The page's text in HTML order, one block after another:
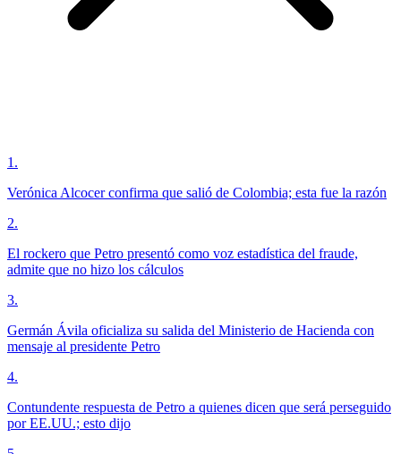
1 .
Verónica Alcocer confirma que salió de Colombia; esta fue la razón
2.
El rockero que Petro presentó como voz estadística del fraude,
admite que no hizo los cálculos
3.
Germán Ávila oficializa su salida del Ministerio de Hacienda con
mensaje al presidente Petro
4.
Contundente respuesta de Petro a quienes dicen que será perseguido
por EE.UU.; esto dijo